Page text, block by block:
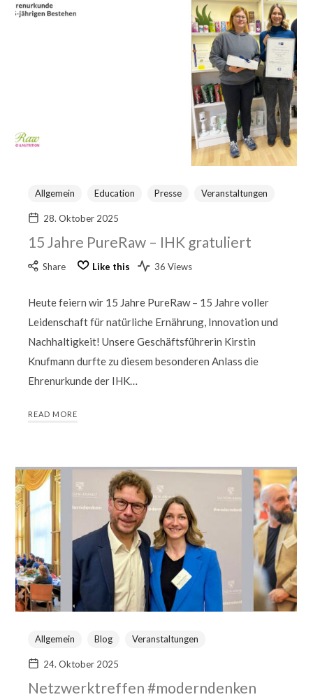
Allgemein Education Presse Veranstaltungen
28. Oktober 2025
15 Jahre PureRaw – IHK gratuliert
Share Like this 36 Views
Heute feiern wir 15 Jahre PureRaw – 15 Jahre voller
Leidenschaft für natürliche Ernährung, Innovation und
Nachhaltigkeit! Unsere Geschäftsführerin Kirstin
Knufmann durfte zu diesem besonderen Anlass die
Ehrenurkunde der IHK…
READ MORE
Allgemein Blog Veranstaltungen
24. Oktober 2025
Netzwerktreffen #moderndenken